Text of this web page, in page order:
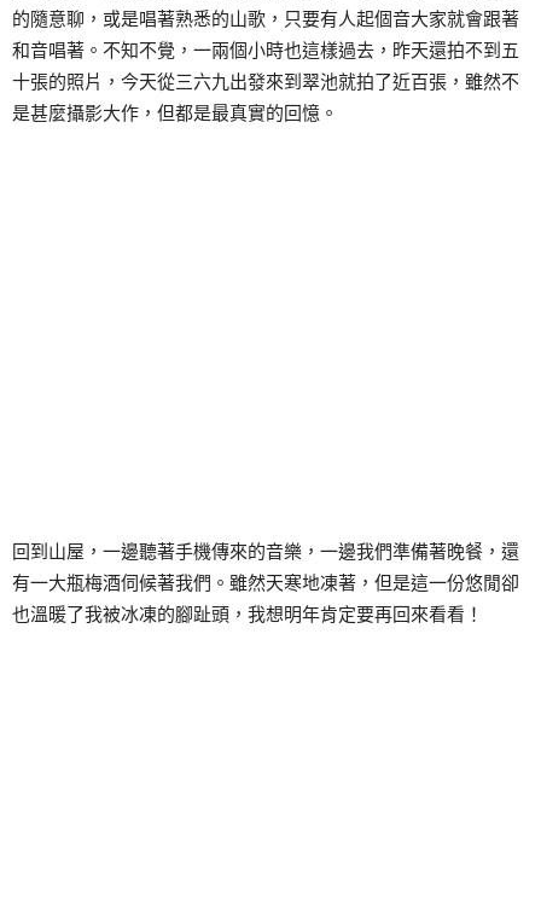
的隨意聊，或是唱著熟悉的山歌，只要有人起個音大家就會跟著
和音唱著。不知不覺，一兩個小時也這樣過去，昨天還拍不到五
十張的照片，今天從三六九出發來到翠池就拍了近百張，雖然不
是甚麼攝影大作，但都是最真實的回憶。
回到山屋，一邊聽著手機傳來的音樂，一邊我們準備著晚餐，還
有一大瓶梅酒伺候著我們。雖然天寒地凍著，但是這一份悠閒卻
也溫暖了我被冰凍的腳趾頭，我想明年肯定要再回來看看！